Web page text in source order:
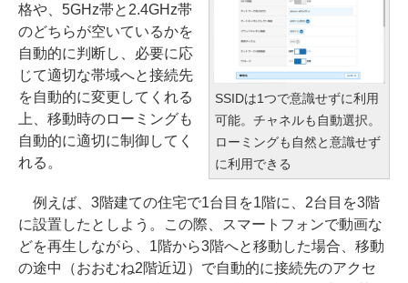
SSIDは1つで意識せずに利用
可能。チャネルも自動選択。
ローミングも自然と意識せず
に利用できる
格や、5GHz帯と2.4GHz帯
のどちらが空いているかを
自動的に判断し、必要に応
じて適切な帯域へと接続先
を自動的に変更してくれる
上、移動時のローミングも
自動的に適切に制御してく
れる。
例えば、3階建ての住宅で1台目を1階に、2台目を3階
に設置したとしよう。この際、スマートフォンで動画な
どを再生しながら、1階から3階へと移動した場合、移動
の途中（おおむね2階近辺）で自動的に接続先のアクセ